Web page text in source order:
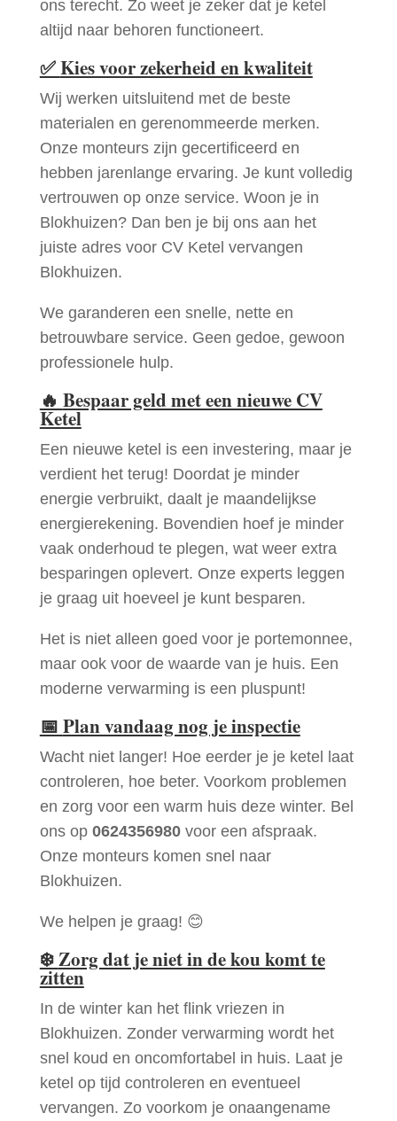
ons terecht. Zo weet je zeker dat je ketel
altijd naar behoren functioneert.
✅Kies voor zekerheid en kwaliteit
Wij werken uitsluitend met de beste
materialen en gerenommeerde merken.
Onze monteurs zijn gecertificeerd en
hebben jarenlange ervaring. Je kunt volledig
vertrouwen op onze service. Woon je in
Blokhuizen? Dan ben je bij ons aan het
juiste adres voor CV Ketel vervangen
Blokhuizen.
We garanderen een snelle, nette en
betrouwbare service. Geen gedoe, gewoon
professionele hulp.
🔥 Bespaar geld met een nieuwe CV
Ketel
Een nieuwe ketel is een investering, maar je
verdient het terug! Doordat je minder
energie verbruikt, daalt je maandelijkse
energierekening. Bovendien hoef je minder
vaak onderhoud te plegen, wat weer extra
besparingen oplevert. Onze experts leggen
je graag uit hoeveel je kunt besparen.
Het is niet alleen goed voor je portemonnee,
maar ook voor de waarde van je huis. Een
moderne verwarming is een pluspunt!
📅 Plan vandaag nog je inspectie
Wacht niet langer! Hoe eerder je je ketel laat
controleren, hoe beter. Voorkom problemen
en zorg voor een warm huis deze winter. Bel
ons op 0624356980voor een afspraak.
Onze monteurs komen snel naar
Blokhuizen.
We helpen je graag! 😊
❄️Zorg dat je niet in de kou komt te
zitten
In de winter kan het flink vriezen in
Blokhuizen. Zonder verwarming wordt het
snel koud en oncomfortabel in huis. Laat je
ketel op tijd controleren en eventueel
vervangen. Zo voorkom je onaangename